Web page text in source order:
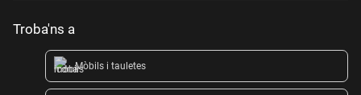
Troba'ns a
Mòbils i tauletes